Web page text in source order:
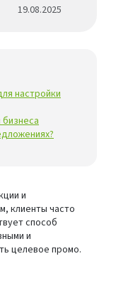
19.08.2025
настройки
и
клиенты часто
способ
и
целевое промо.